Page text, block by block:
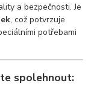
a bezpečnosti. Je
, což potvrzuje
potřebami
spolehnout: